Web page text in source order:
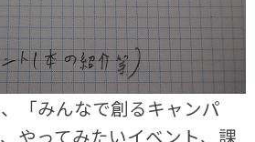
「みんなで創るキャンパ
やってみたいイベント、課